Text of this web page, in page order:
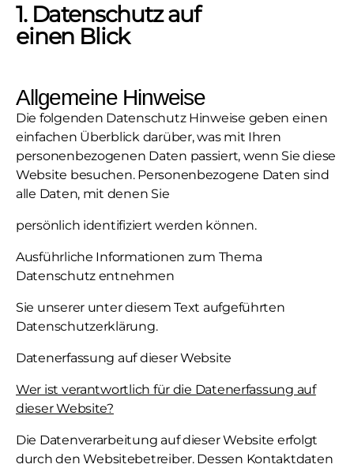
1. Datenschutz auf
einen Blick
Allgemeine Hinweise
Die folgenden Datenschutz Hinweise geben einen
einfachen Überblick darüber, was mit Ihren
personenbezogenen Daten passiert, wenn Sie diese
Website besuchen. Personenbezogene Daten sind
alle Daten, mit denen Sie
persönlich identifiziert werden können.
Ausführliche Informationen zum Thema
Datenschutz entnehmen
Sie unserer unter diesem Text aufgeführten
Datenschutzerklärung.
Datenerfassung auf dieser Website
Wer ist verantwortlich für die Datenerfassung auf
dieser Website?
Die Datenverarbeitung auf dieser Website erfolgt
durch denWebsitebetreiber. Dessen Kontaktdaten